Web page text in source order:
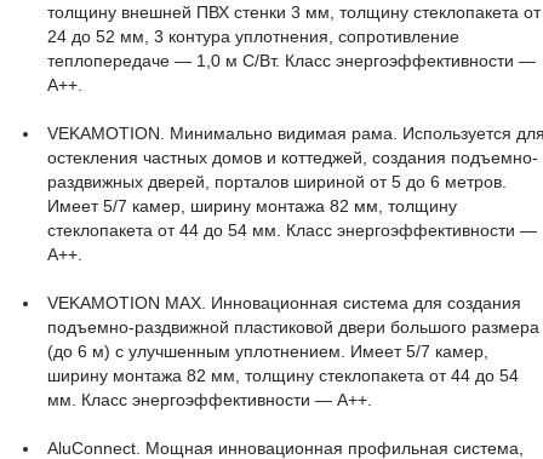
толщину внешней ПВХ стенки 3 мм, толщину стеклопакета от
24 до 52 мм, 3 контура уплотнения, сопротивление
теплопередаче — 1,0 м С/Вт. Класс энергоэффективности —
А++.
VEKAMOTION. Минимально видимая рама. Используется
остекления частных домов и коттеджей, создания подъемно-
раздвижных дверей, порталов шириной от 5 до 6 метров.
Имеет 5/7 камер, ширину монтажа 82 мм, толщину
стеклопакета от 44 до 54 мм. Класс энергоэффективности —
А++.
VEKAMOTION MAX. Инновационная система для создания
подъемно-раздвижной пластиковой двери большого размера
(до 6 м) с улучшенным уплотнением. Имеет 5/7 камер,
ширину монтажа 82 мм, толщину стеклопакета от 44 до 54
мм. Класс энергоэффективности — А++.
AluConnect. Мощная инновационная профильная система,